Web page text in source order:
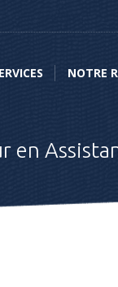
NOTRE
NOTRE